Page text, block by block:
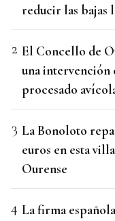
reducir las bajas
El Concello de
una intervención
procesado
La Bonoloto
euros en esta
Ourense
La firma